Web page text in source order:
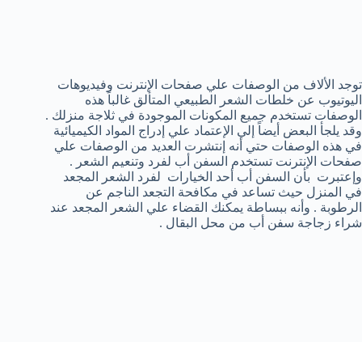
توجد الألاف من الوصفات علي صفحات الإنترنت وفيديوهات
اليوتيوب عن خلطات الشعر الطبيعي المتألق غالباً هذه
الوصفات تستخدم جميع المكونات الموجودة في ثلاجة منزلك .
وقد يلجأ البعض أيضاً إلي الإعتماد علي إدراج المواد الكيميائية
في هذه الوصفات حتي أنه إنتشرت العديد من الوصفات علي
صفحات الإنترنت تستخدم السفن أب لفرد وتنعيم الشعر .
وإعتبرت بأن السفن أب أحد الخيارات لفرد الشعر المجعد
في المنزل حيث تساعد في مكافحة التجعد الناجم عن
الرطوبة . وأنه ببساطة يمكنك القضاء علي الشعر المجعد عند
شراء زجاجة سفن أب من محل البقال .